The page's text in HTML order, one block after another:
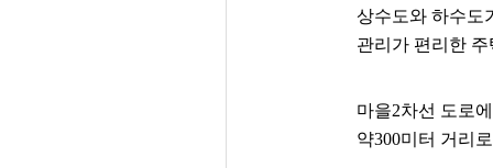
상수도와 하수도
관리가 편리한
마을2차선 도로
약300미터 거리